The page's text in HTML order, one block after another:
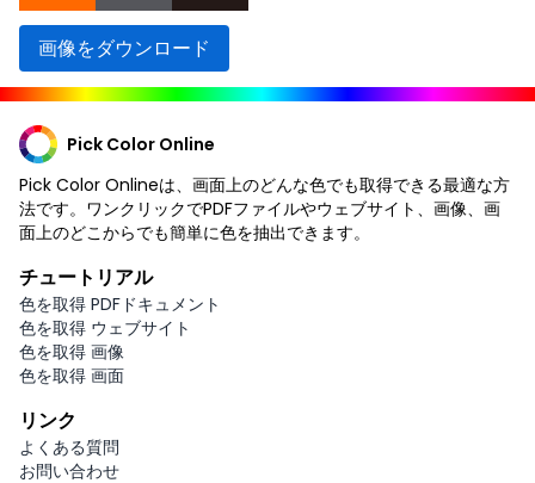
画像をダウンロード
Pick Color Online
Pick Color Onlineは、画面上のどんな色でも取得できる最適な方
法です。ワンクリックでPDFファイルやウェブサイト、画像、画
面上のどこからでも簡単に色を抽出できます。
チュートリアル
色を取得 PDFドキュメント
色を取得 ウェブサイト
色を取得 画像
色を取得 画面
リンク
よくある質問
お問い合わせ